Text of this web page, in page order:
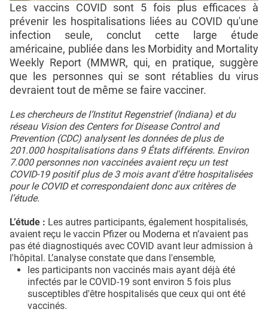
Les vaccins COVID sont 5 fois plus efficaces à
prévenir les hospitalisations liées au COVID qu'une
infection seule, conclut cette large étude
américaine, publiée dans les Morbidity and Mortality
Weekly Report (MMWR, qui, en pratique, suggère
que les personnes qui se sont rétablies du virus
devraient tout de même se faire vacciner.
Les chercheurs de l’Institut Regenstrief (Indiana) et du
réseau Vision des Centers for Disease Control and
Prevention (CDC) analysent les données de plus de
201.000 hospitalisations dans 9 États différents. Environ
7.000 personnes non vaccinées avaient reçu un test
COVID-19 positif plus de 3 mois avant d'être hospitalisées
pour le COVID et correspondaient donc aux critères de
l’étude.
L’étude : Les autres participants, également hospitalisés,
avaient reçu le vaccin Pfizer ou Moderna et n’avaient pas
pas été diagnostiqués avec COVID avant leur admission à
l'hôpital. L’analyse constate que dans l'ensemble,
les participants non vaccinés mais ayant déjà été
infectés par le COVID-19 sont environ 5 fois plus
susceptibles d'être hospitalisés que ceux qui ont été
vaccinés.